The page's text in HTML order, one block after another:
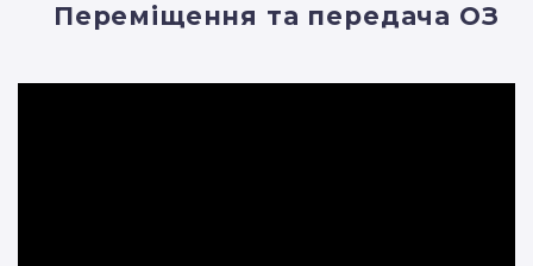
Переміщення та передача ОЗ